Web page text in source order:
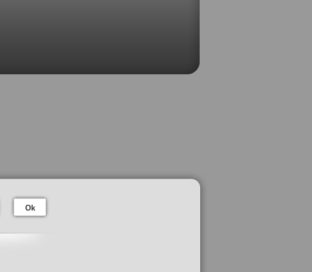
Ok